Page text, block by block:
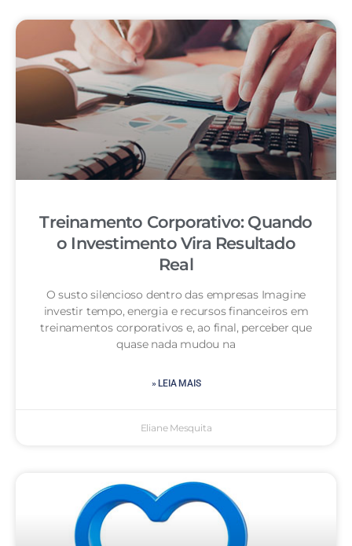
Treinamento Corporativo: Quando
o Investimento Vira Resultado
Real
O susto silencioso dentro das empresas Imagine
investir tempo, energia e recursos financeiros em
treinamentos corporativos e, ao final, perceber que
quase nada mudou na
» LEIA MAIS
Eliane Mesquita